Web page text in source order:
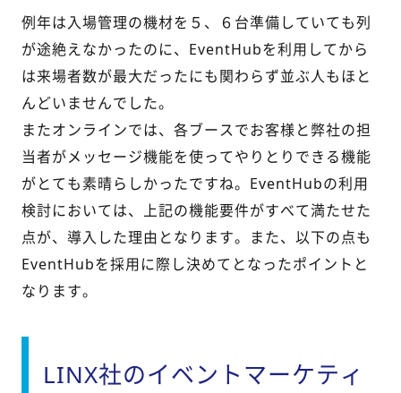
例年は入場管理の機材を５、６台準備していても列
が途絶えなかったのに、EventHubを利用してから
は来場者数が最大だったにも関わらず並ぶ人もほと
んどいませんでした。
またオンラインでは、各ブースでお客様と弊社の担
当者がメッセージ機能を使ってやりとりできる機能
がとても素晴らしかったですね。EventHubの利用
検討においては、上記の機能要件がすべて満たせた
点が、導入した理由となります。また、以下の点も
EventHubを採用に際し決めてとなったポイントと
なります。
LINX社のイベントマーケティ